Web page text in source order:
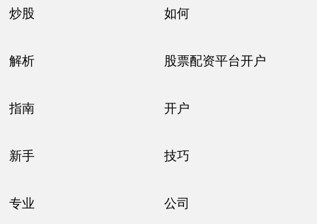
炒股 如何
解析 股票配资平台开户
指南 开户
新手 技巧
专业 公司